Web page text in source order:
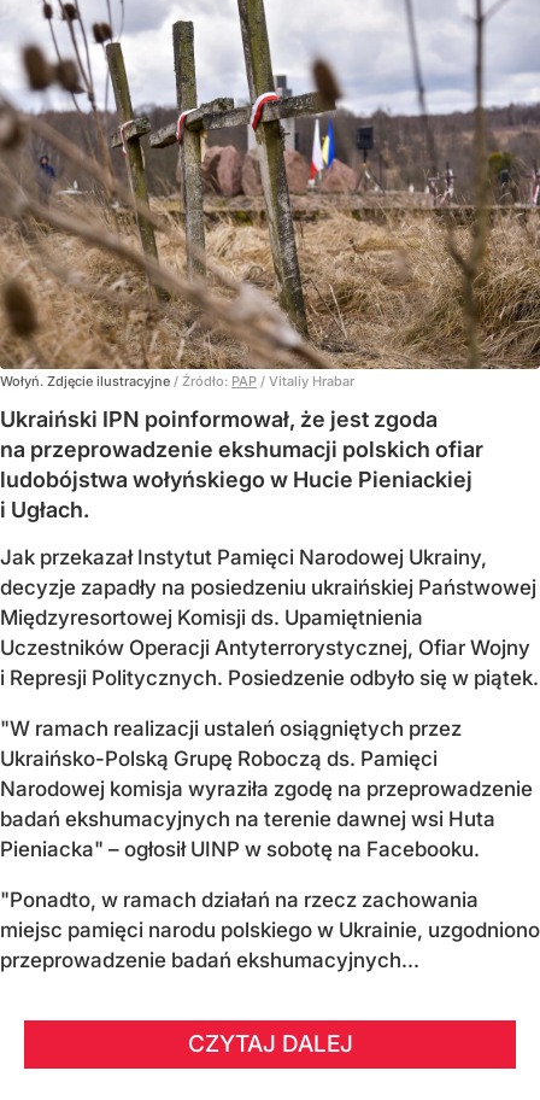
Wołyń. Zdjęcie ilustracyjne / Źródło: PAP / Vitaliy Hrabar
Ukraiński IPN poinformował, że jest zgoda
na przeprowadzenie ekshumacji polskich ofiar
ludobójstwa wołyńskiego w Hucie Pieniackiej
i Ugłach.
Jak przekazał Instytut Pamięci Narodowej Ukrainy,
decyzje zapadły na posiedzeniu ukraińskiej Państwowej
Międzyresortowej Komisji ds. Upamiętnienia
Uczestników Operacji Antyterrorystycznej, Ofiar Wojny
i Represji Politycznych. Posiedzenie odbyło się w piątek.
"W ramach realizacji ustaleń osiągniętych przez
Ukraińsko-Polską Grupę Roboczą ds. Pamięci
Narodowej komisja wyraziła zgodę na przeprowadzenie
badań ekshumacyjnych na terenie dawnej wsi Huta
Pieniacka" – ogłosił UINP w sobotę na Facebooku.
"Ponadto, w ramach działań na rzecz zachowania
miejsc pamięci narodu polskiego w Ukrainie, uzgodniono
przeprowadzenie badań ekshumacyjnych...
CZYTAJ DALEJ